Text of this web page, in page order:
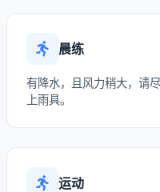
晨练
有降水，且风力稍大，请
上雨具。
运动